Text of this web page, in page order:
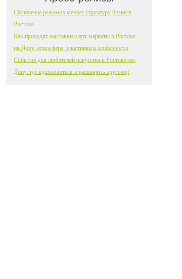
Сближение режимов меняет структуру бизнеса
Ростова
Как проходят выставки и арт-маркеты в Ростове-
на-Дону: атмосфера, участники и особенности
События для любителей искусства в Ростове-на-
Дону: где вдохновиться и расширить кругозор